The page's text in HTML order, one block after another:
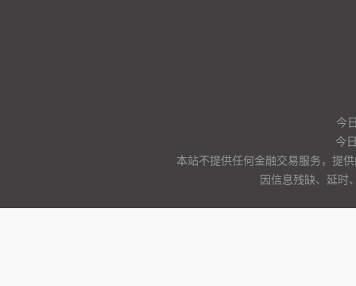
今
今
本站不提供任何金融交易服务，提
因信息残缺、延时